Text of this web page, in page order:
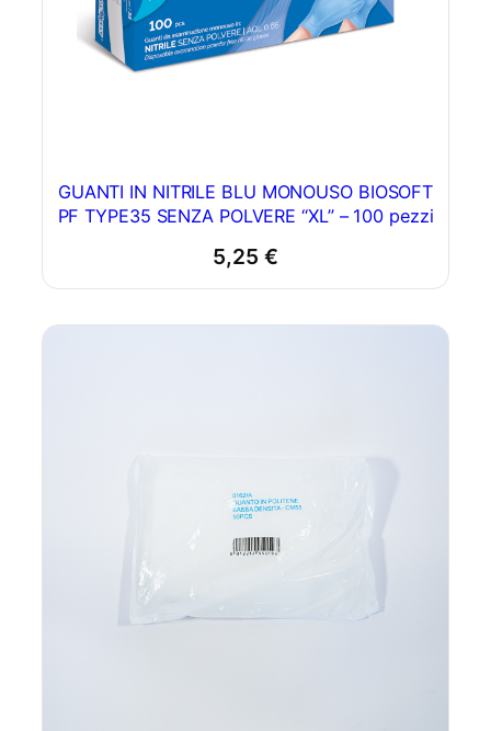
GUANTI IN NITRILE BLU MONOUSO BIOSOFT
PF TYPE35 SENZA POLVERE “XL” – 100 pezzi
5,25 €